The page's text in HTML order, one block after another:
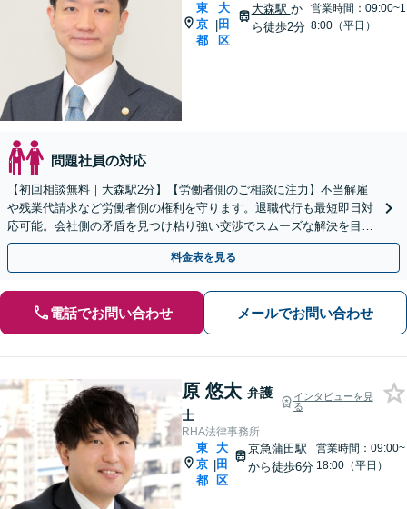
東
京
都
|
大
田
区
大森駅 か
ら徒歩2分
営業時間：09:00~1
8:00（平日）
問題社員の対応
【初回相談無料｜大森駅2分】【労働者側のご相談に注力】不当解雇
や残業代請求など労働者側の権利を守ります。退職代行も最短即日対
応可能。会社側の矛盾を見つけ粘り強い交渉でスムーズな解決を目指
します。泣き寝入りする前にご相談ください【夜間休日可】
料金表を見る
電話でお問い合わせ メールでお問い合わせ
原 悠太 弁護
士
インタビューを見
る
RHA法律事務所
東
京
都
|
大
田
区
京急蒲田駅
から徒歩6分
営業時間：09:00~
18:00（平日）